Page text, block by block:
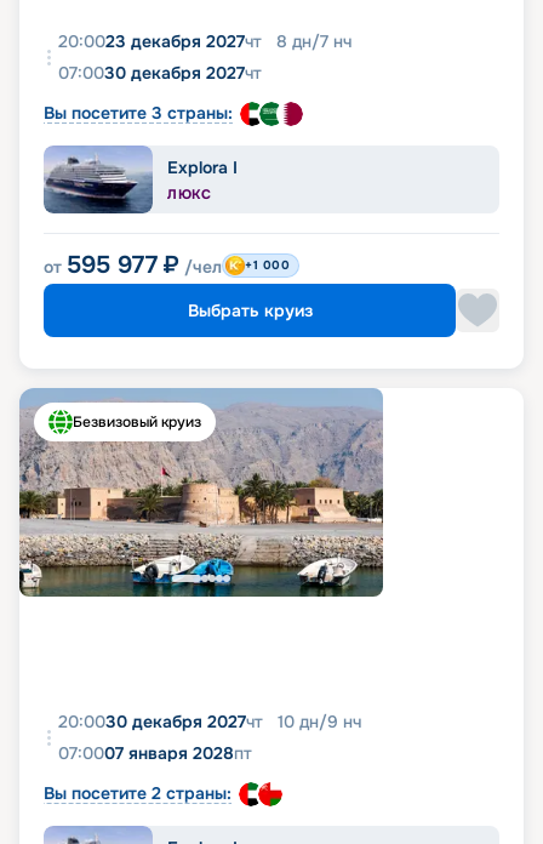
20:0023 декабря 2027чт 8 дн/7 нч
07:0030 декабря 2027чт
Вы посетите 3 страны:
Explora I
ЛЮКС
от 595 977 ₽ /чел +1 000
Выбрать круиз
Безвизовый круиз
20:0030 декабря 2027чт 10 дн/9 нч
07:0007 января 2028пт
Вы посетите 2 страны: